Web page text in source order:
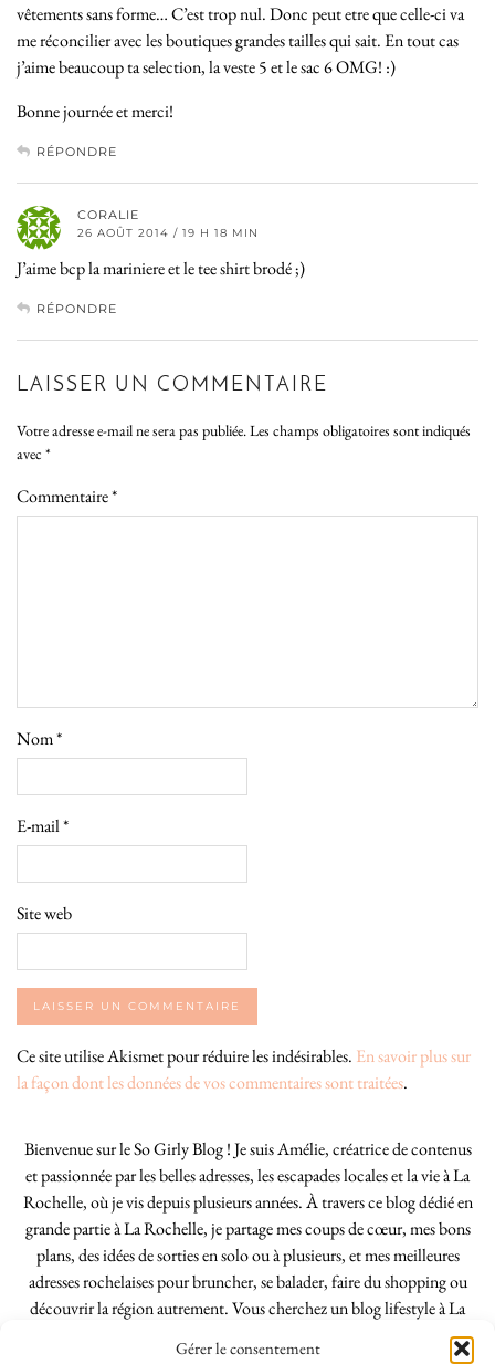
Gérer le consentement
vêtements sans forme… C’est trop nul. Donc peut etre que celle-ci va
me réconcilier avec les boutiques grandes tailles qui sait. En tout cas
j’aime beaucoup ta selection, la veste 5 et le sac 6 OMG! :)
Bonne journée et merci!
RÉPONDRE
CORALIE
26 AOÛT 2014 / 19 H 18 MIN
J’aime bcp la mariniere et le tee shirt brodé ;)
RÉPONDRE
LAISSER UN COMMENTAIRE
Votre adresse e-mail ne sera pas publiée.Les champs obligatoires sont indiqués
avec *
Commentaire*
Nom*
E-mail*
Site web
Ce site utilise Akismet pour réduire les indésirables. En savoir plus sur
la façon dont les données de vos commentaires sont traitées.
Bienvenue sur le So Girly Blog ! Je suis Amélie, créatrice de contenus
et passionnée par les belles adresses, les escapades locales et la vie à La
Rochelle, où je vis depuis plusieurs années. À travers ce blog dédié en
grande partie à La Rochelle, je partage mes coups de cœur, mes bons
plans, des idées de sorties en solo ou à plusieurs, et mes meilleures
adresses rochelaises pour bruncher, se balader, faire du shopping ou
découvrir la région autrement. Vous cherchez un blog lifestyle à La
Rochelle, tenu par une locale ? Vous êtes au bon endroit. Que vous